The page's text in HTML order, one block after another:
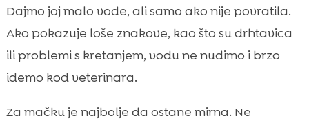
Dajmo joj malo vode, ali samo ako nije povratila.
Ako pokazuje loše znakove, kao što su drhtavica
ili problemi s kretanjem, vodu ne nudimo i brzo
idemo kod veterinara.
Za mačku je najbolje da ostane mirna. Ne